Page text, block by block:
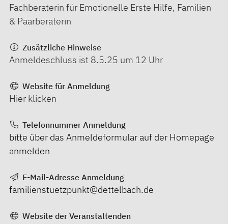
Fachberaterin für Emotionelle Erste Hilfe, Familien
& Paarberaterin
Zusätzliche Hinweise
Anmeldeschluss ist 8.5.25 um 12 Uhr
Website für Anmeldung
Hier klicken
Telefonnummer Anmeldung
bitte über das Anmeldeformular auf der Homepage
anmelden
E-Mail-Adresse Anmeldung
familienstuetzpunkt@dettelbach.de
Website der Veranstaltenden